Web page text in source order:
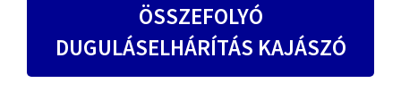
ÖSSZEFOLYÓ
DUGULÁSELHÁRÍTÁS KAJÁSZÓ